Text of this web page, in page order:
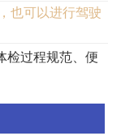
也可以进行驾驶
检过程规范、便